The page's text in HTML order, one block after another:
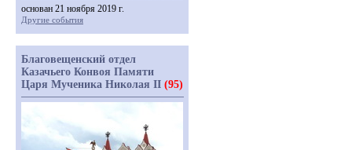
основан 21 ноября 2019 г.
Другие события
Благовещенский отдел
Казачьего Конвоя Памяти
Царя Мученика Николая II (95)